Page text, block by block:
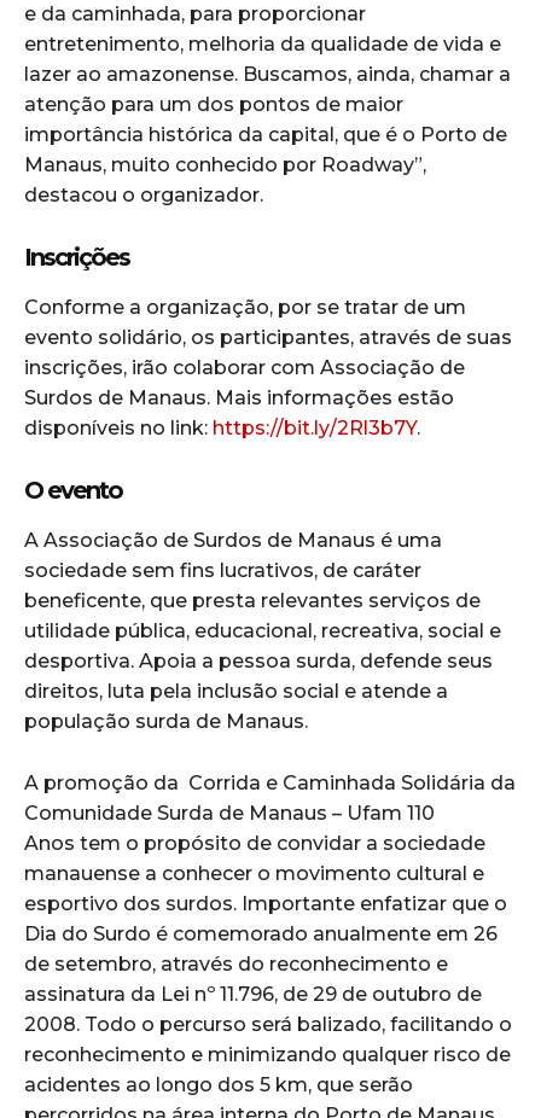
e da caminhada, para proporcionar
entretenimento, melhoria da qualidade de vida e
lazer ao amazonense. Buscamos, ainda, chamar a
atenção para um dos pontos de maior
importância histórica da capital, que é o Porto de
Manaus, muito conhecido por Roadway”,
destacou o organizador.
Inscrições
Conforme a organização, por se tratar de um
evento solidário, os participantes, através de suas
inscrições, irão colaborar com Associação de
Surdos de Manaus. Mais informações estão
disponíveis no link: https://bit.ly/2Rl3b7Y.
O evento
A Associação de Surdos de Manaus é uma
sociedade sem fins lucrativos, de caráter
beneficente, que presta relevantes serviços de
utilidade pública, educacional, recreativa, social e
desportiva. Apoia a pessoa surda, defende seus
direitos, luta pela inclusão social e atende a
população surda de Manaus.
A promoção da Corrida e Caminhada Solidária da
Comunidade Surda de Manaus – Ufam 110
Anos tem o propósito de convidar a sociedade
manauense a conhecer o movimento cultural e
esportivo dos surdos. Importante enfatizar que o
Dia do Surdo é comemorado anualmente em 26
de setembro, através do reconhecimento e
assinatura da Lei nº 11.796, de 29 de outubro de
2008. Todo o percurso será balizado, facilitando o
reconhecimento e minimizando qualquer risco de
acidentes ao longo dos 5 km, que serão